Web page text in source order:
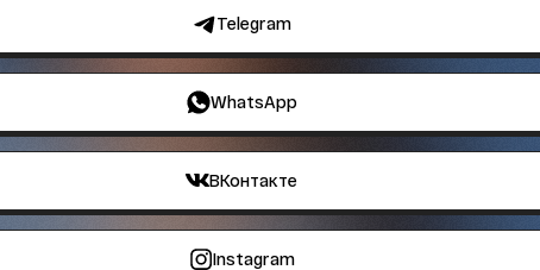
Telegram
WhatsApp
ВКонтакте
Instagram